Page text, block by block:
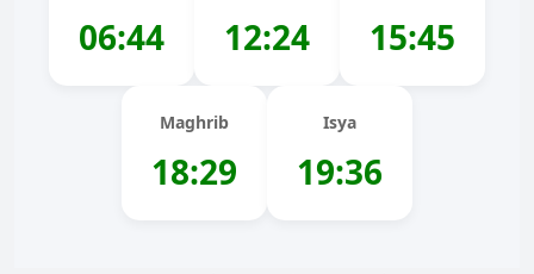
06:44 12:24 15:45
Maghrib
18:29
Isya
19:36